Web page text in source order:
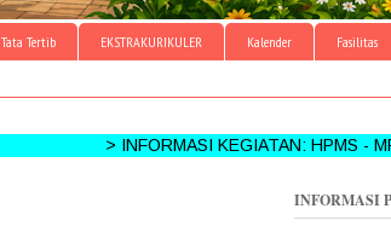
Tata Tertib EKSTRAKURIKULER Kalender Fasilitas
> INFORMASI KEGIATAN: HPMS - MPLS
INFORMASI